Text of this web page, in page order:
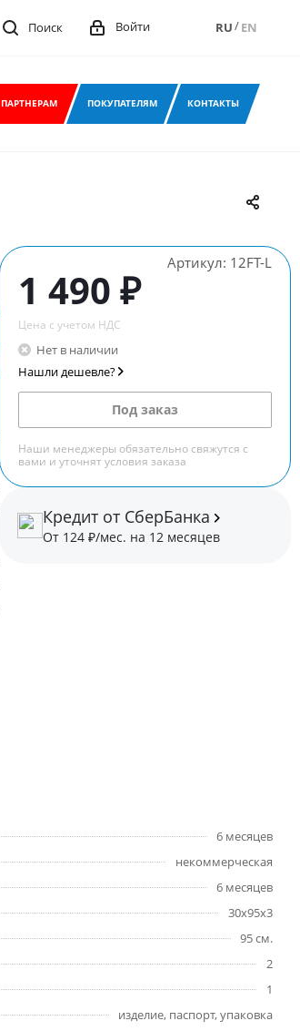
Поиск Войти RU/EN
ПАРТНЕРАМ ПОКУПАТЕЛЯМ КОНТАКТЫ
Артикул: 12FT-L
1 490 ₽
Цена с учетом НДС
Нет в наличии
Нашли дешевле?
Под заказ
Наши менеджеры обязательно свяжутся с
вами и уточнят условия заказа
Кредит от СберБанка
От 124 ₽/мес. на 12 месяцев
6 месяцев
некоммерческая
6 месяцев
30х95х3
95 см.
2
1
изделие, паспорт, упаковка